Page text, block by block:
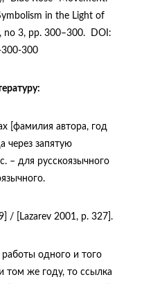
in the Light of
no 3, pp. 300–300. DOI:
300
[фамилия автора, год
через запятую
– для русскоязычного
/ [Lazarev 2001, p. 327].
работы одного и того
том же году, то ссылка